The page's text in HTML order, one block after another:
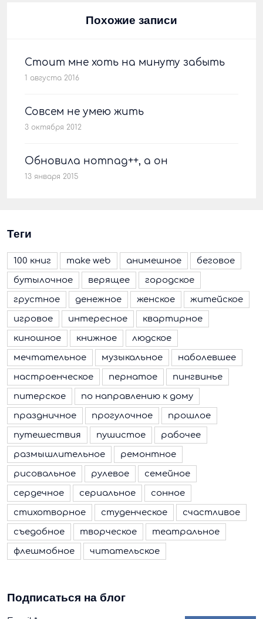
Похожие записи
Стоит мне хоть на минуту забыть
1 августа 2016
Совсем не умею жить
3 октября 2012
Обновила нотпад++, а он
13 января 2015
Теги
100 книг make web анимешное
беговое
бутылочное
верящее
городское
грустное
денежное женское
житейское
игровое
интересное
квартирное
киношное
книжное
людское
мечтательное
музыкальное
наболевшее
настроенческое
пернатое
пингвинье
питерское
по направлению к дому
праздничное
прогулочное
прошлое
путешествия
пушистое
рабочее
размышлительное
ремонтное
рисовальное
рулевое
семейное
сердечное
сериальное
сонное
стихотворное
студенческое
счастливое
съедобное
творческое
театральное
флешмобное
читательское
Подписаться на блог